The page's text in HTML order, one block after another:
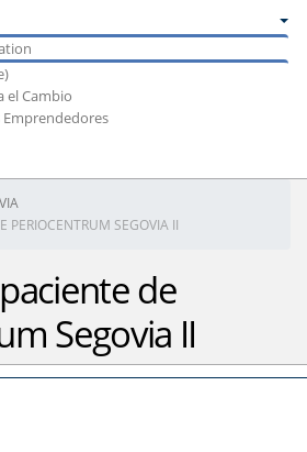
el Cambio
Emprendedores
PERIOCENTRUM SEGOVIA II
de
Segovia II